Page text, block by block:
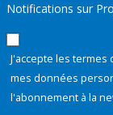
Notifications sur
J'accepte les termes
mes données
l'abonnement à la